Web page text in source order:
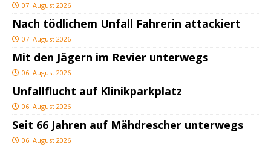
07. August 2026
Nach tödlichem Unfall Fahrerin attackiert
07. August 2026
Mit den Jägern im Revier unterwegs
06. August 2026
Unfallflucht auf Klinikparkplatz
06. August 2026
Seit 66 Jahren auf Mähdrescher unterwegs
06. August 2026